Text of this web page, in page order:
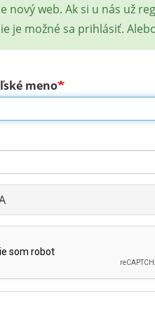
nový web. Ak si u nás už
je možné sa prihlásiť.
meno